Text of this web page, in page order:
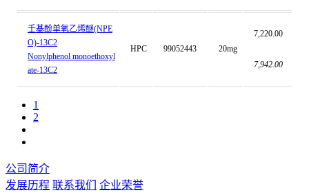
壬基酚单氧乙烯醚(NPE
O)-13C2
Nonylphenol monoethoxyl
ate-13C2
HPC 99052443 20mg
7,220.00
7,942.00
1
2
公司简介
发展历程 联系我们
企业荣誉